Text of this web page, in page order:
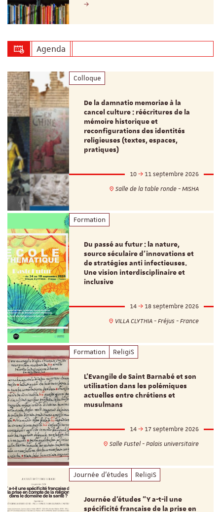
Agenda
Colloque
De la damnatio memoriae à la
cancel culture : réécritures de la
mémoire historique et
reconfigurations des identités
religieuses (textes, espaces,
pratiques)
10
11 septembre 2026
Salle de la table ronde - MISHA
Formation
Du passé au futur : la nature,
source séculaire d’innovations et
de stratégies anti infectieuses.
Une vision interdisciplinaire et
inclusive
14
18 septembre 2026
VILLA CLYTHIA - Fréjus - France
Formation ReligiS
L’Evangile de Saint Barnabé et son
utilisation dans les polémiques
actuelles entre chrétiens et
musulmans
14
17 septembre 2026
Salle Fustel - Palais universitaire
Journée d'études ReligiS
Journée d’études "Y a-t-il une
spécificité française de la prise en